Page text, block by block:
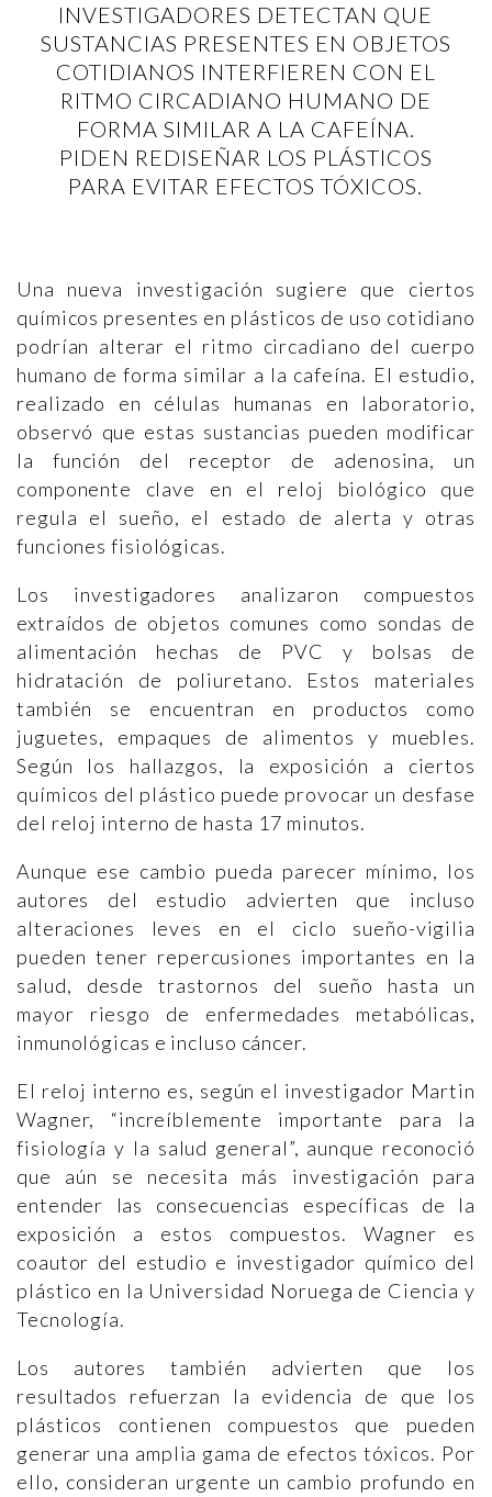
INVESTIGADORES DETECTAN QUE
SUSTANCIAS PRESENTES EN OBJETOS
COTIDIANOS INTERFIEREN CON EL
RITMO CIRCADIANO HUMANO DE
FORMA SIMILAR A LA CAFEÍNA.
PIDEN REDISEÑAR LOS PLÁSTICOS
PARA EVITAR EFECTOS TÓXICOS.
Una nueva investigación sugiere que ciertos
químicos presentes en plásticos de uso cotidiano
podrían alterar el ritmo circadiano del cuerpo
humano de forma similar a la cafeína. El estudio,
realizado en células humanas en laboratorio,
observó que estas sustancias pueden modificar
la función del receptor de adenosina, un
componente clave en el reloj biológico que
regula el sueño, el estado de alerta y otras
funciones fisiológicas.
Los investigadores analizaron compuestos
extraídos de objetos comunes como sondas de
alimentación hechas de PVC y bolsas de
hidratación de poliuretano. Estos materiales
también se encuentran en productos como
juguetes, empaques de alimentos y muebles.
Según los hallazgos, la exposición a ciertos
químicos del plástico puede provocar un desfase
del reloj interno de hasta 17 minutos.
Aunque ese cambio pueda parecer mínimo, los
autores del estudio advierten que incluso
alteraciones leves en el ciclo sueño-vigilia
pueden tener repercusiones importantes en la
salud, desde trastornos del sueño hasta un
mayor riesgo de enfermedades metabólicas,
inmunológicas e incluso cáncer.
El reloj interno es, según el investigador Martin
Wagner, “increíblemente importante para la
fisiología y la salud general”, aunque reconoció
que aún se necesita más investigación para
entender las consecuencias específicas de la
exposición a estos compuestos. Wagner es
coautor del estudio e investigador químico del
plástico en la Universidad Noruega de Ciencia y
Tecnología.
Los autores también advierten que los
resultados refuerzan la evidencia de que los
plásticos contienen compuestos que pueden
generar una amplia gama de efectos tóxicos. Por
ello, consideran urgente un cambio profundo en